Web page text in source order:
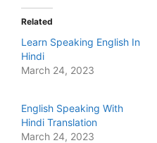
Related
Learn Speaking English In
Hindi
March 24, 2023
English Speaking With
Hindi Translation
March 24, 2023